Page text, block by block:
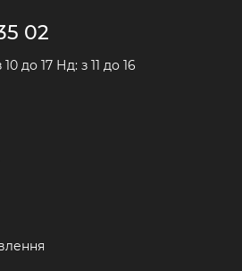
02
до 17 Нд: з 11 до 16